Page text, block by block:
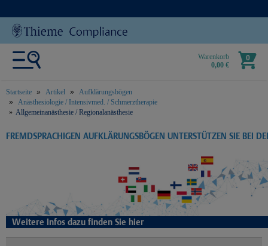
Warenkorb
0,00 €
0
Startseite Artikel
Aufklärungsbögen
Anästhesiologie / Intensivmed. / Schmerztherapie
Allgemeinanästhesie / Regionalanästhesie
text.skipToContent
text.skipToNavigation
FREMDSPRACHIGEN AUFKLÄRUNGSBÖGEN UNTERSTÜTZEN SIE BEI
Weitere Infos dazu finden Sie hier